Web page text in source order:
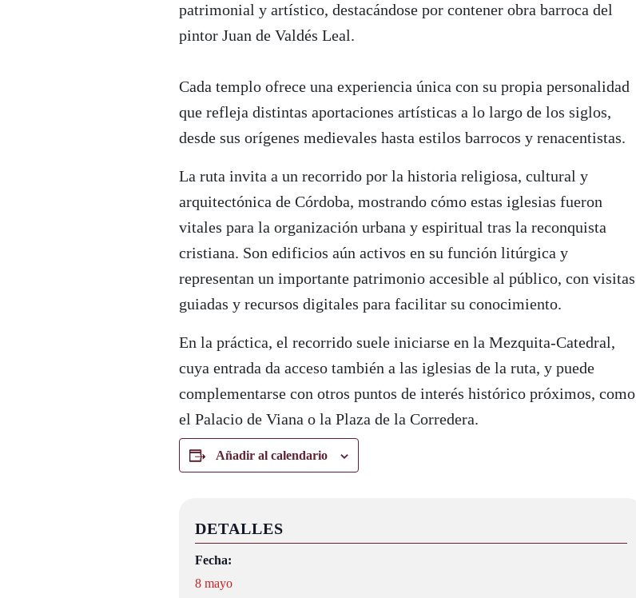
patrimonial y artístico, destacándose por contener obra barroca del
pintor Juan de Valdés Leal.
Cada templo ofrece una experiencia única con su propia personalidad
que refleja distintas aportaciones artísticas a lo largo de los siglos,
desde sus orígenes medievales hasta estilos barrocos y renacentistas.
La ruta invita a un recorrido por la historia religiosa, cultural y
arquitectónica de Córdoba, mostrando cómo estas iglesias fueron
vitales para la organización urbana y espiritual tras la reconquista
cristiana. Son edificios aún activos en su función litúrgica y
representan un importante patrimonio accesible al público, con visitas
guiadas y recursos digitales para facilitar su conocimiento.
En la práctica, el recorrido suele iniciarse en la Mezquita-Catedral,
cuya entrada da acceso también a las iglesias de la ruta, y puede
complementarse con otros puntos de interés histórico próximos, como
el Palacio de Viana o la Plaza de la Corredera.
Añadir al calendario
DETALLES
Fecha:
8 mayo